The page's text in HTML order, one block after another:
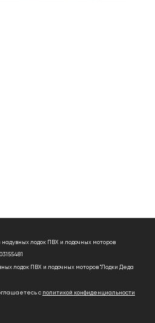
лодок ПВХ и лодочных моторов
лодок ПВХ и лодочных моторов "Лодки Деда
с политикой конфиденциальности